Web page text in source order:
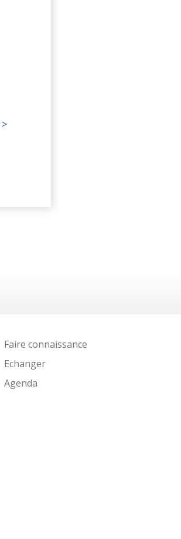
>
Faire connaissance
Echanger
Agenda